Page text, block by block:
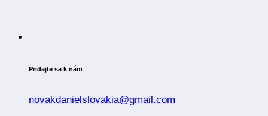
Pridajte sa k nám
novakdanielslovakia@gmail.com